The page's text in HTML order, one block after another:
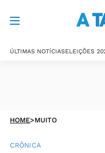
ÚLTIMAS NOTÍCIASELEIÇÕES
HOME>MUITO
CRÔNICA